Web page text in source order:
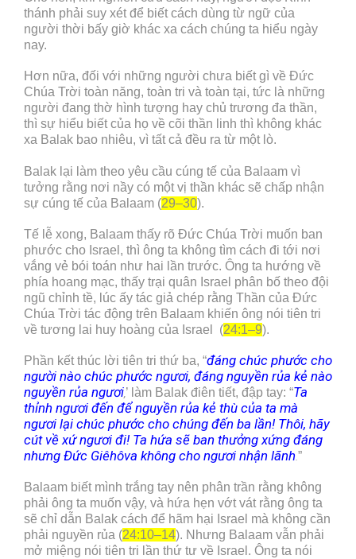
thánh phải suy xét để biết cách dùng từ ngữ của
người thời bấy giờ khác xa cách chúng ta hiểu ngày
nay.
Hơn nữa, đối với những người chưa biết gì về Đức
Chúa Trời toàn năng, toàn tri và toàn tại, tức là những
người đang thờ hình tượng hay chủ trương đa thần,
thì sự hiểu biết của họ về cõi thần linh thì không khác
xa Balak bao nhiêu, vì tất cả đều ra từ một lò.
Balak lại làm theo yêu cầu cúng tế của Balaam vì
tưởng rằng nơi nầy có một vị thần khác sẽ chấp nhận
sự cúng tế của Balaam (29–30).
Tế lễ xong, Balaam thấy rõ Đức Chúa Trời muốn ban
phước cho Israel, thì ông ta không tìm cách đi tới nơi
vắng vẻ bói toán như hai lần trước. Ông ta hướng về
phía hoang mạc, thấy trại quân Israel phân bố theo đội
ngũ chỉnh tề, lúc ấy tác giả chép rằng Thần của Đức
Chúa Trời tác động trên Balaam khiến ông nói tiên tri
về tương lai huy hoàng của Israel (24:1–9).
Phần kết thúc lời tiên tri thứ ba, “đáng chúc phước cho
người nào chúc phước ngươi, đáng nguyền rủa kẻ nào
nguyền rủa ngươi’ làm Balak điên tiết, đập tay: “Ta
thỉnh ngươi đến để nguyền rủa kẻ thù của ta mà
ngươi lại chúc phước cho chúng đến ba lần! Thôi, hãy
cút về xứ ngươi đi! Ta hứa sẽ ban thưởng xứng đáng
nhưng Đức Giêhôva không cho ngươi nhận lãnh”
Balaam biết mình trắng tay nên phân trần rằng không
phải ông ta muốn vậy, và hứa hẹn vớt vát rằng ông ta
sẽ chỉ dẫn Balak cách để hãm hại Israel mà không cần
phải nguyền rủa (24:10–14). Nhưng Balaam vẫn phải
mở miệng nói tiên tri lần thứ tư về Israel. Ông ta nói